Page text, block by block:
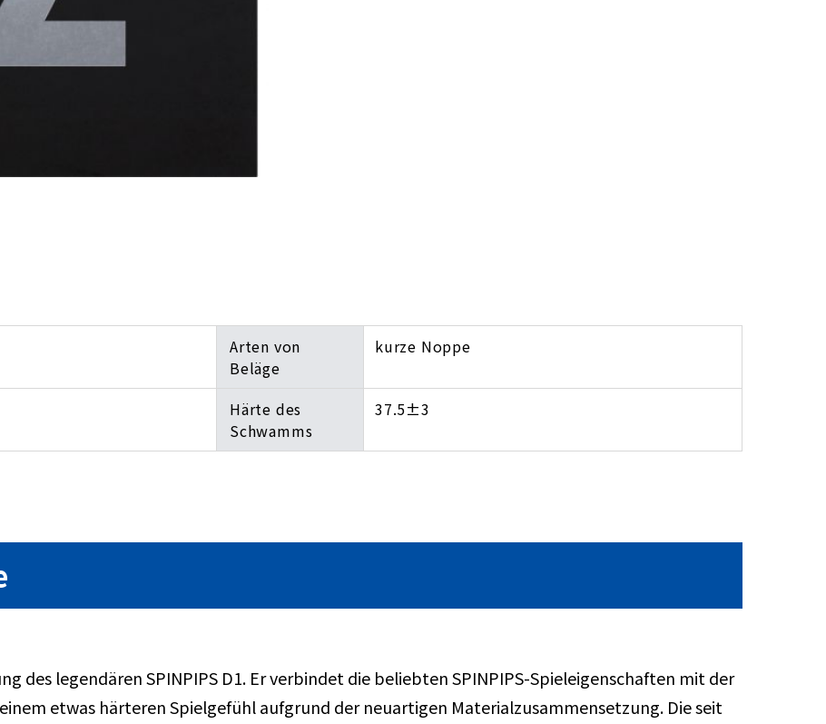
Arten von
Beläge
kurze Noppe
Härte des
Schwamms
37.5±3
des legendären SPINPIPS D1. Er verbindet die beliebten SPINPIPS-Spieleigenschaften mit der
etwas härteren Spielgefühl aufgrund der neuartigen Materialzusammensetzung. Die seit